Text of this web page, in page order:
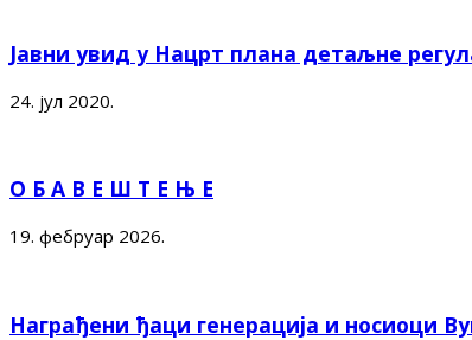
Јавни увид у Нацрт плана детаљне
24. јул 2020.
О Б А В Е Ш Т Е Њ Е
19. фебруар 2026.
Награђени ђаци генерација и носиоци